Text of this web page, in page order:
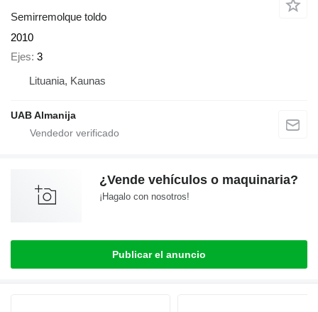
Semirremolque toldo
2010
Ejes 3
Lituania, Kaunas
UAB Almanija
¿Vende vehículos o maquinaria?
¡Hagalo con nosotros!
Publicar el anuncio